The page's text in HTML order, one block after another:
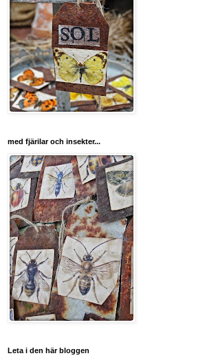
med fjärilar och insekter...
Leta i den här bloggen